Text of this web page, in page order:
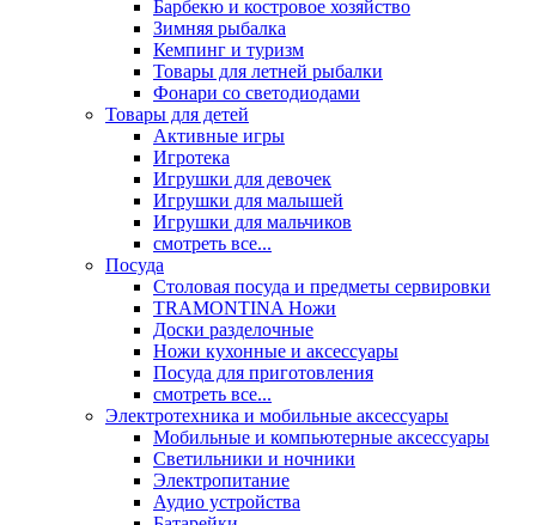
Барбекю и костровое хозяйство
Зимняя рыбалка
Кемпинг и туризм
Товары для летней рыбалки
Фонари со светодиодами
Товары для детей
Активные игры
Игротека
Игрушки для девочек
Игрушки для малышей
Игрушки для мальчиков
смотреть все...
Посуда
Столовая посуда и предметы сервировки
TRAMONTINA Ножи
Доски разделочные
Ножи кухонные и аксессуары
Посуда для приготовления
смотреть все...
Электротехника и мобильные аксессуары
Мобильные и компьютерные аксессуары
Светильники и ночники
Электропитание
Аудио устройства